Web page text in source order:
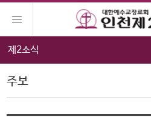
제2소식
주보